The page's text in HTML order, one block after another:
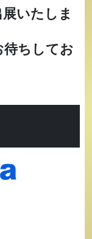
いたしま
ちしてお